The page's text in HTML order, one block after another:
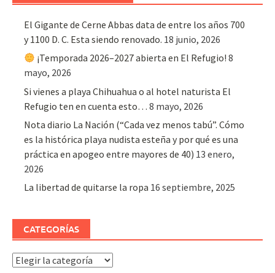
El Gigante de Cerne Abbas data de entre los años 700
y 1100 D. C. Esta siendo renovado. 18 junio, 2026
¡Temporada 2026–2027 abierta en El Refugio! 8
mayo, 2026
Si vienes a playa Chihuahua o al hotel naturista El
Refugio ten en cuenta esto… 8 mayo, 2026
Nota diario La Nación (“Cada vez menos tabú”. Cómo
es la histórica playa nudista esteña y por qué es una
práctica en apogeo entre mayores de 40) 13 enero,
2026
La libertad de quitarse la ropa 16 septiembre, 2025
CATEGORÍAS
Categorías